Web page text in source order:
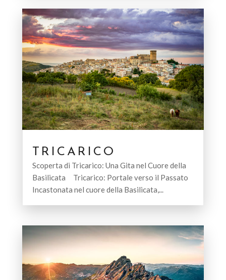
TRICARICO
Scoperta di Tricarico: Una Gita nel Cuore della
Basilicata Tricarico: Portale verso il Passato
Incastonata nel cuore della Basilicata,...